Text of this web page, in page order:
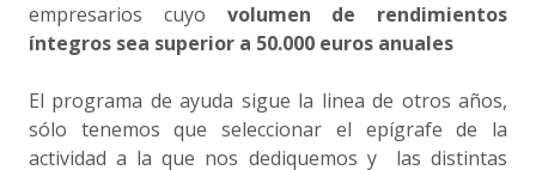
empresarios cuyo volumen de rendimientos
íntegros sea superior a 50.000 euros anuales
El programa de ayuda sigue la linea de otros años,
sólo tenemos que seleccionar el epígrafe de la
actividad a la que nos dediquemos y las distintas